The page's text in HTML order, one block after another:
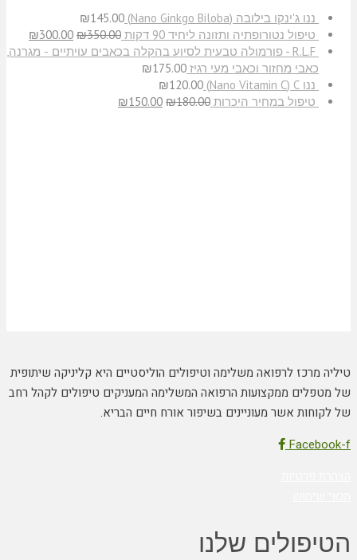
​ננו ג'ינקו בילובה (Nano Ginkgo Biloba) ₪145.00
טיפול נטורופתיה ותזונה ליחיד 90 דקות
₪350.00
₪300.00
R.L.F - פורמולה טבעית לסיוע בהקלה בכאבים עויתיים - מגרנה,
כאבי מחזור וכאבי מעי רגיז
₪175.00
ננו C‏ (Nano Vitamin C)
₪120.00
טיפול במחיר היכרות
₪180.00
₪150.00
טיליה מרכז לרפואה משלימה וטיפולים הוליסטיים היא קליניקה שיתופית
של מטפלים ממקצועות הרפואה המשלימה המעניקים טיפולים לקהל רחב
של לקוחות אשר מעוניינים בשיפור אורח חיים הבריא.
Facebook-f
הטיפולים שלנו